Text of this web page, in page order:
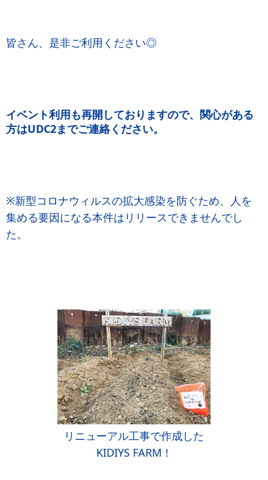
皆さん、是非ご利用ください◎
イベント利用も再開しておりますので、関心がある
方はUDC2までご連絡ください。
※新型コロナウィルスの拡大感染を防ぐため、人を
集める要因になる本件はリリースできませんでし
た。
リニューアル工事で作成した
KIDIYS FARM！